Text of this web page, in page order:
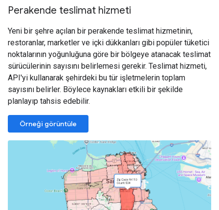
Perakende teslimat hizmeti
Yeni bir şehre açılan bir perakende teslimat hizmetinin,
restoranlar, marketler ve içki dükkanları gibi popüler tüketici
noktalarının yoğunluğuna göre bir bölgeye atanacak teslimat
sürücülerinin sayısını belirlemesi gerekir. Teslimat hizmeti,
API'yi kullanarak şehirdeki bu tür işletmelerin toplam
sayısını belirler. Böylece kaynakları etkili bir şekilde
planlayıp tahsis edebilir.
Örneği görüntüle